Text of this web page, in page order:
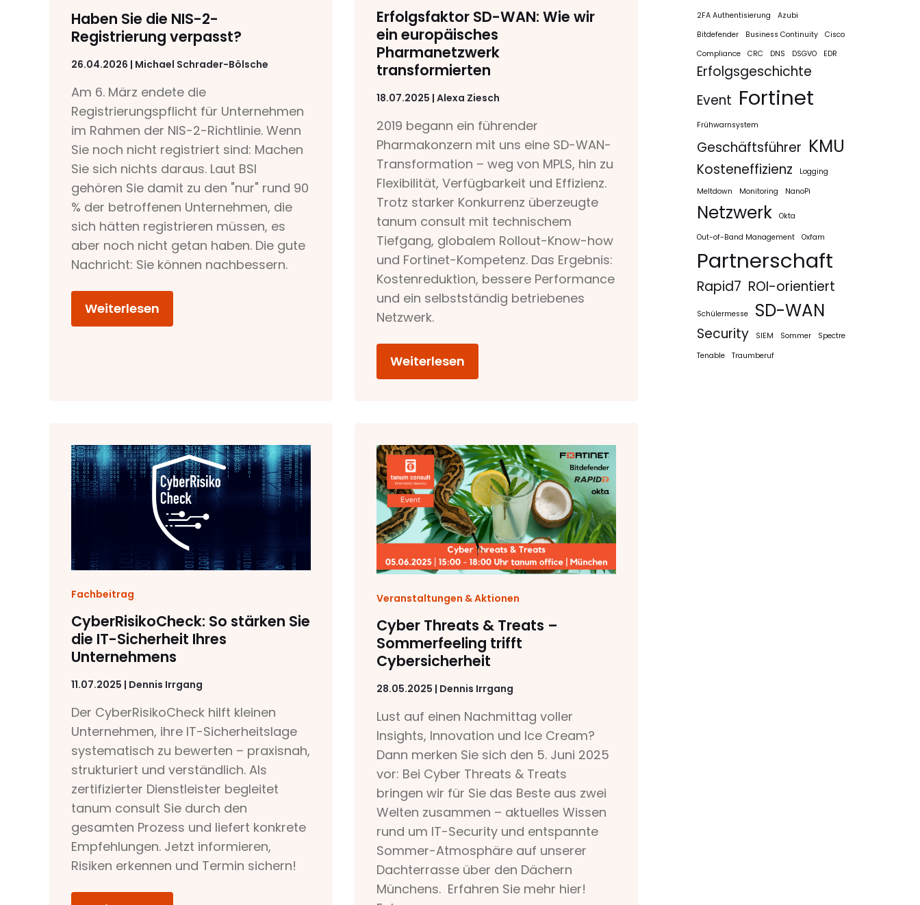
Haben Sie die NIS-2-
Registrierung verpasst?
26.04.2026 | Michael Schrader-Bölsche
Am 6. März endete die
Registrierungspflicht für Unternehmen
im Rahmen der NIS-2-Richtlinie. Wenn
Sie noch nicht registriert sind: Machen
Sie sich nichts daraus. Laut BSI
gehören Sie damit zu den "nur" rund 90
% der betroffenen Unternehmen, die
sich hätten registrieren müssen, es
aber noch nicht getan haben. Die gute
Nachricht: Sie können nachbessern.
Weiterlesen
Erfolgsfaktor SD-WAN: Wie wir
ein europäisches
Pharmanetzwerk
transformierten
18.07.2025 | Alexa Ziesch
2019 begann ein führender
Pharmakonzern mit uns eine SD-WAN-
Transformation – weg von MPLS, hin zu
Flexibilität, Verfügbarkeit und Effizienz.
Trotz starker Konkurrenz überzeugte
tanum consult mit technischem
Tiefgang, globalem Rollout-Know-how
und Fortinet-Kompetenz. Das Ergebnis:
Kostenreduktion, bessere Performance
und ein selbstständig betriebenes
Netzwerk.
Weiterlesen
Fachbeitrag
CyberRisikoCheck: So stärken Sie
die IT-Sicherheit Ihres
Unternehmens
11.07.2025 | Dennis Irrgang
Der CyberRisikoCheck hilft kleinen
Unternehmen, ihre IT-Sicherheitslage
systematisch zu bewerten – praxisnah,
strukturiert und verständlich. Als
zertifizierter Dienstleister begleitet
tanum consult Sie durch den
gesamten Prozess und liefert konkrete
Empfehlungen. Jetzt informieren,
Risiken erkennen und Termin sichern!
Veranstaltungen & Aktionen
Cyber Threats & Treats –
Sommerfeeling trifft
Cybersicherheit
28.05.2025 | Dennis Irrgang
Lust auf einen Nachmittag voller
Insights, Innovation und Ice Cream?
Dann merken Sie sich den 5. Juni 2025
vor: Bei Cyber Threats & Treats
bringen wir für Sie das Beste aus zwei
Welten zusammen – aktuelles Wissen
rund um IT-Security und entspannte
Sommer-Atmosphäre auf unserer
Dachterrasse über den Dächern
Münchens. Erfahren Sie mehr hier!
2FA Authentisierung
Azubi
Bitdefender
Business Continuity
Cisco
Compliance
CRC DNS DSGVO EDR
Erfolgsgeschichte
Event Fortinet
Frühwarnsystem
Geschäftsführer KMU
Kosteneffizienz
Logging
Meltdown
Monitoring NanoPi
Netzwerk Okta
Out-of-Band Management Oxfam
Partnerschaft
Rapid7 ROI-orientiert
Schülermesse SD-WAN
Security SIEM Sommer
Spectre
Tenable
Traumberuf